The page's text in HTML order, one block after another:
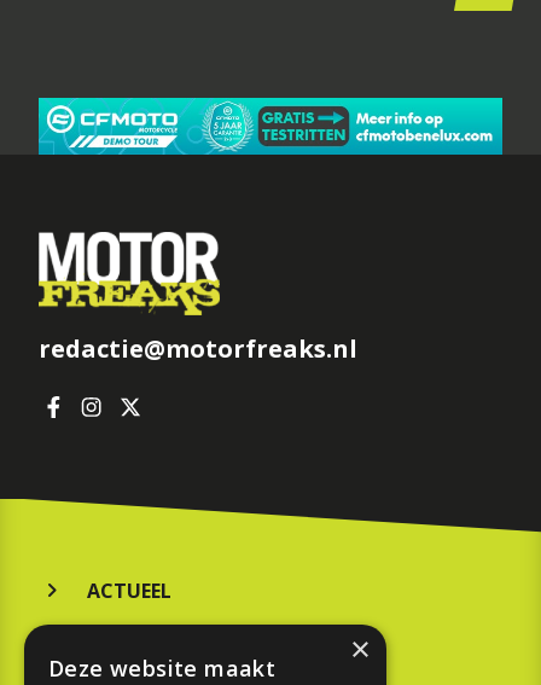
redactie@motorfreaks.nl
ACTUEEL
×
Deze website maakt